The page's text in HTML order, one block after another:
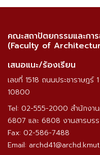
คณะสถาปัตยกรรมและกา
(Faculty of
เสนอแนะ/ร้องเรียน
เลขที่ 1518 ถนนประชาราษฎ
10800
Tel: 02-555-2000 สำนักง
6807 และ 6808 งานสารบร
Fax: 02-586-7488
Email: